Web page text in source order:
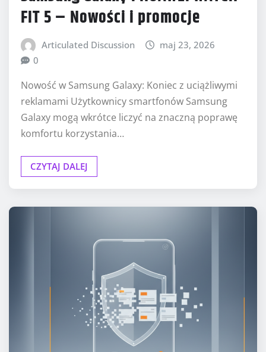
FIT 5 – Nowości i promocje
Articulated Discussion
maj 23, 2026
0
Nowość w Samsung Galaxy: Koniec z uciążliwymi
reklamami Użytkownicy smartfonów Samsung
Galaxy mogą wkrótce liczyć na znaczną poprawę
komfortu korzystania…
CZYTAJ DALEJ